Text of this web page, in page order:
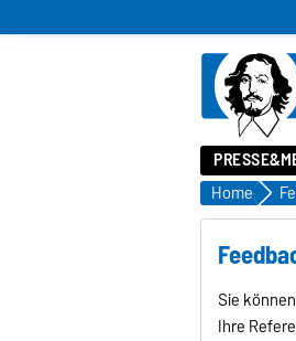
Home
Sie
Ihre